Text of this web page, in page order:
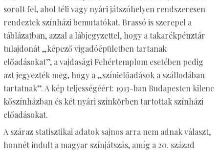
sorolt fel, ahol téli vagy nyári játszóhelyen rendszeresen
rendeztek színházi bemutatókat. Brassó is szerepel a
táblázatban, azzal a lábjegyzettel, hogy a takarékpénztár
tulajdonát „képező vigadóépületben tartanak
előadásokat”, a vajdasági Fehértemplom esetében pedig
azt jegyezték meg, hogy a „színielőadások a szállodában
tartatnak”. A kép teljességéért: 1913-ban Budapesten kilenc
kőszínházban és két nyári színkörben tartottak színházi
előadásokat.
A száraz statisztikai adatok sajnos arra nem adnak választ,
honnét indult a magyar színjátszás, amíg a 20. század